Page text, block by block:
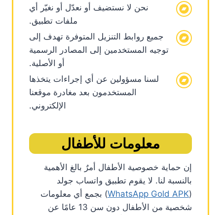
نحن لا نستضيف أو نعدّل أو نغيّر أي
ملفات تطبيق.
جميع روابط التنزيل المتوفرة تهدف إلى
توجيه المستخدمين إلى المصادر الرسمية
أو الأصلية.
لسنا مسؤولين عن أي إجراءات يتخذها
المستخدمون بعد مغادرة موقعنا
الإلكتروني.
معلومات للأطفال
إن حماية خصوصية الأطفال أمرٌ بالغ الأهمية
بالنسبة لنا. لا يقوم تطبيق واتساب جولد
(
WhatsApp Gold APK) بجمع أي معلومات
شخصية من الأطفال دون سن 13 عامًا عن